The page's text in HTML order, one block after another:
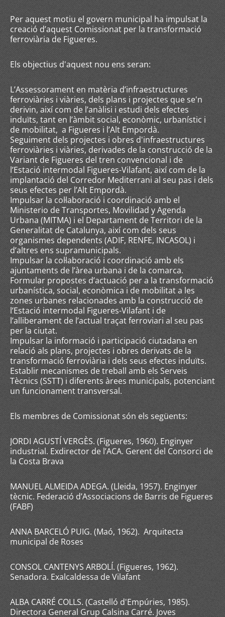
Per aquest motiu el govern municipal ha impulsat la
creació d’aquest Comissionat per la transformació
ferroviària de Figueres.
Els objectius d'aquest nou ens seran:
L’Assessorament en matèria d’infraestructures
ferroviàries i viàries, dels plans i projectes que se'n
derivin, així com de l’anàlisi i estudi dels efectes
induïts, tant en l’àmbit social, econòmic, urbanístic i
de mobilitat, a Figueres i l’Alt Empordà.
Seguiment dels projectes i obres d'infraestructures
ferroviàries i viàries, derivades de la construcció de la
Variant de Figueres del tren convencional i de
l’Estació intermodal Figueres-Vilafant, així com de la
implantació del Corredor Mediterrani al seu pas i dels
seus efectes per l’Alt Empordà.
Impulsar la col·laboració i coordinació amb el
Ministerio de Transportes, Movilidad y Agenda
Urbana (MITMA) i el Departament de Territori de la
Generalitat de Catalunya, així com dels seus
organismes dependents (ADIF, RENFE, INCASOL) i
d’altres ens supramunicipals.
Impulsar la col·laboració i coordinació amb els
ajuntaments de l’àrea urbana i de la comarca.
Formular propostes d’actuació per a la transformació
urbanística, social, econòmica i de mobilitat a les
zones urbanes relacionades amb la construcció de
l’Estació intermodal Figueres-Vilafant i de
l’alliberament de l’actual traçat ferroviari al seu pas
per la ciutat.
Impulsar la informació i participació ciutadana en
relació als plans, projectes i obres derivats de la
transformació ferroviària i dels seus efectes induïts.
Establir mecanismes de treball amb els Serveis
Tècnics (SSTT) i diferents àrees municipals, potenciant
un funcionament transversal.
Els membres de Comissionat són els següents:
JORDI AGUSTÍ VERGÈS. (Figueres, 1960). Enginyer
industrial. Exdirector de l’ACA. Gerent del Consorci de
la Costa Brava
MANUEL ALMEIDA ADEGA. (Lleida, 1957). Enginyer
tècnic. Federació d’Associacions de Barris de Figueres
(FABF)
ANNA BARCELÓ PUIG. (Maó, 1962). Arquitecta
municipal de Roses
CONSOL CANTENYS ARBOLÍ. (Figueres, 1962).
Senadora. Exalcaldessa de Vilafant
ALBA CARRÉ COLLS. (Castelló d'Empúries, 1985).
Directora General Grup Calsina Carré. Joves